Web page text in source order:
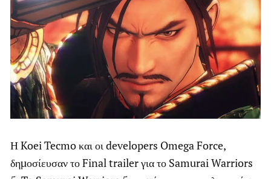
Η Koei Tecmo και οι developers Omega Force,
δημοσίευσαν το Final trailer για το Samurai Warriors